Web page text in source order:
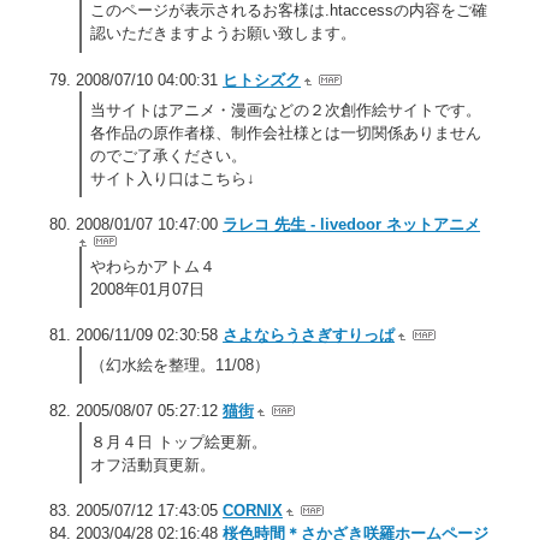
このページが表示されるお客様は.htaccessの内容をご確
認いただきますようお願い致します。
2008/07/10 04:00:31 ヒトシズク
当サイトはアニメ・漫画などの２次創作絵サイトです。
各作品の原作者様、制作会社様とは一切関係ありません
のでご了承ください。
サイト入り口はこちら↓
2008/01/07 10:47:00 ラレコ 先生 - livedoor ネットアニメ
やわらかアトム４
2008年01月07日
2006/11/09 02:30:58 さよならうさぎすりっぱ
（幻水絵を整理。11/08）
2005/08/07 05:27:12 猫街
８月４日 トップ絵更新。
オフ活動頁更新。
2005/07/12 17:43:05 CORNIX
2003/04/28 02:16:48 桜色時間＊さかざき咲羅ホームページ